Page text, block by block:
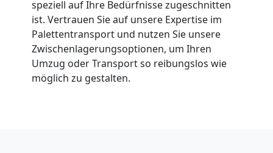
speziell auf Ihre Bedürfnisse zugeschnitten
ist. Vertrauen Sie auf unsere Expertise im
Palettentransport und nutzen Sie unsere
Zwischenlagerungsoptionen, um Ihren
Umzug oder Transport so reibungslos wie
möglich zu gestalten.